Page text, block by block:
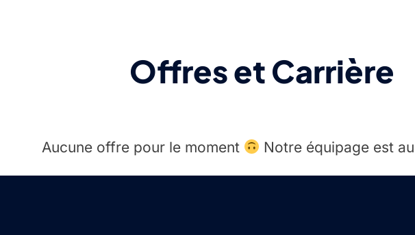
Offres et Carrière
Aucune offre pour le moment Notre équipage est